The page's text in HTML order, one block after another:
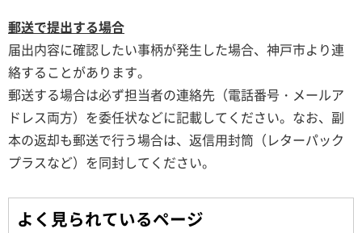
郵送で提出する場合
届出内容に確認したい事柄が発生した場合、神戸市より連
絡することがあります。
郵送する場合は必ず担当者の連絡先（電話番号・メールア
ドレス両方）を委任状などに記載してください。なお、副
本の返却も郵送で行う場合は、返信用封筒（レターパック
プラスなど）を同封してください。
よく見られているページ